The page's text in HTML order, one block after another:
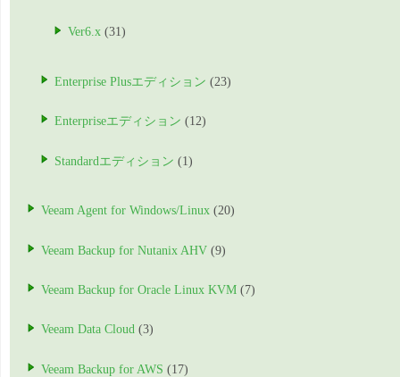
Ver6.x (31)
Enterprise Plusエディション (23)
Enterpriseエディション (12)
Standardエディション (1)
Veeam Agent for Windows/Linux (20)
Veeam Backup for Nutanix AHV (9)
Veeam Backup for Oracle Linux KVM (7)
Veeam Data Cloud (3)
Veeam Backup for AWS (17)